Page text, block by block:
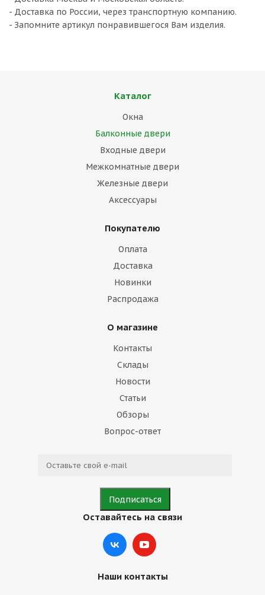
- Доставка по России, через транспортную компанию.
- Запомните артикул понравившегося Вам изделия.
Каталог
Окна
Балконные двери
Входные двери
Межкомнатные двери
Железные двери
Аксессуары
Покупателю
Оплата
Доставка
Новинки
Распродажа
О магазине
Контакты
Склады
Новости
Статьи
Обзоры
Вопрос-ответ
Оставайтесь на связи
Наши контакты